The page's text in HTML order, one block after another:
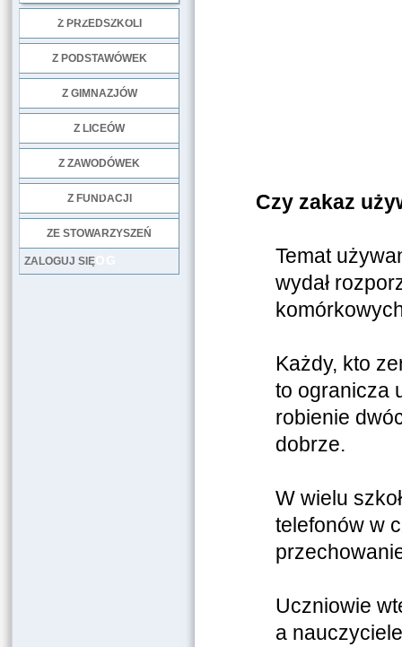
Z PRZEDSZKOLI
Z PODSTAWÓWEK
Z GIMNAZJÓW
Z LICEÓW
Z ZAWODÓWEK
Z FUNDACJI
ZE STOWARZYSZEŃ
LOG
ZALOGUJ SIĘ
Czy zakaz
Temat
wydał
Każdy, kto
to ogranicza
robienie
dobrze.
W wielu
telefonów w
Uczniowie
a